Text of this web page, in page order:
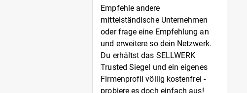
Empfehle andere
mittelständische Unternehmen
oder frage eine Empfehlung an
und erweitere so dein Netzwerk.
Du erhältst das SELLWERK
Trusted Siegel und ein eigenes
Firmenprofil völlig kostenfrei -
probiere es doch einfach aus!